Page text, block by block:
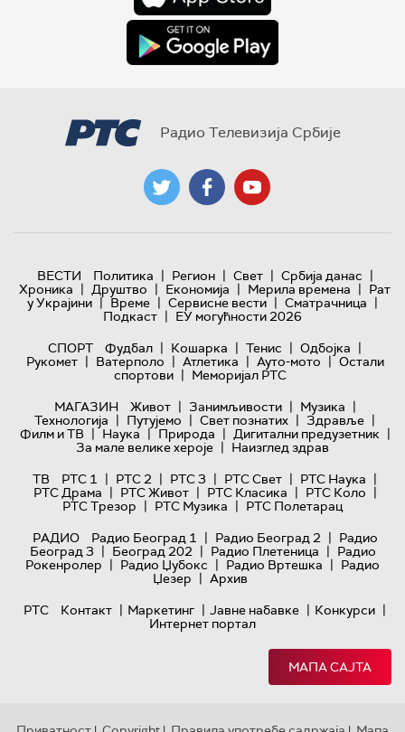
Радио Телевизија Србије
ВЕСТИ Политика | Регион | Свет | Србија данас |
Хроника | Друштво | Економија | Мерила времена | Рат
у Украјини | Време | Сервисне вести | Сматрачница |
Подкаст | ЕУ могућности 2026
СПОРТ
Фудбал | Кошарка | Тенис | Одбојка |
Рукомет | Ватерполо | Атлетика | Ауто-мото | Остали
спортови | Меморијал РТС
МАГАЗИН
Живот | Занимљивости | Музика |
Технологијa | Путујемо | Свет познатих | Здравље |
Филм и ТВ | Наука | Природа | Дигитални предузетник |
За мале велике хероје | Наизглед здрав
ТВ
РТС 1 | РТС 2 | РТС 3 | РТС Свет | РТС Наука |
РТС Драма | РТС Живот | РТС Класика | РТС Коло |
РТС Трезор | РТС Музика | РТС Полетарац
РАДИО
Радио Београд 1 | Радио Београд 2 | Радио
Београд 3 | Београд 202 | Радио Плетеница | Радио
Рокенролер | Радио Џубокс | Радио Вртешка | Радио
Џезер | Архив
РТС
Контакт | Маркетинг | Јавне набавке | Конкурси |
Интернет портал
МАПА САЈТА